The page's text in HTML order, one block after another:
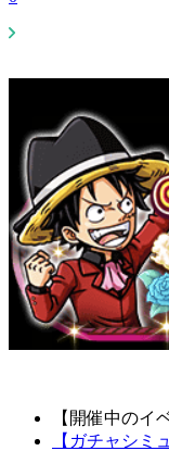
【開催中のイ
【ガチャシミ